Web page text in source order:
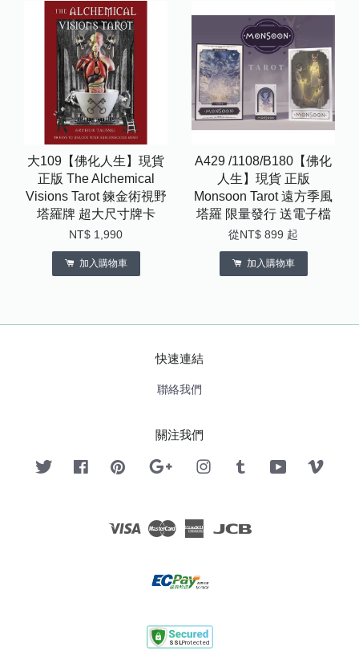
大109【佛化人生】現貨
正版 The Alchemical
Visions Tarot 鍊金術視野
塔羅牌 超大尺寸牌卡
NT$ 1,990
加入購物車
A429 /1108/B180【佛化
人生】現貨 正版
Monsoon Tarot 遠方季風
塔羅 限量發行 送電子檔
從NT$ 899 起
加入購物車
快速連結
聯絡我們
關注我們
Twitter FacebookPinterest Google InstagramTumblr YouTube
Visa Master American